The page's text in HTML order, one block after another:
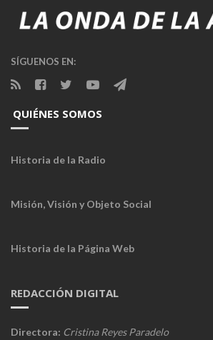
SÍGUENOS EN:
QUIÉNES SOMOS
Historia de la Radio
Misión, Visión y Objeto Social
Historia de la Página Web
REDACCIÓN DIGITAL
Directora: Cristina Reyes Paradelo